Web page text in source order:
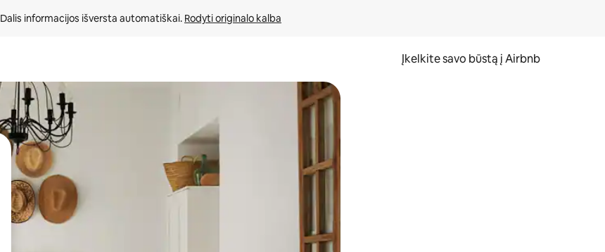
Dalis informacijos išversta automatiškai. Rodyti originalo kalba
Įkelkite savo būstą į Airbnb